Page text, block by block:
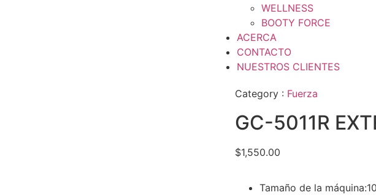
WELLNESS
BOOTY FORCE
ACERCA
CONTACTO
NUESTROS CLIENTES
Category : Fuerza
GC-5011R
$1,550.00
Tamaño de la